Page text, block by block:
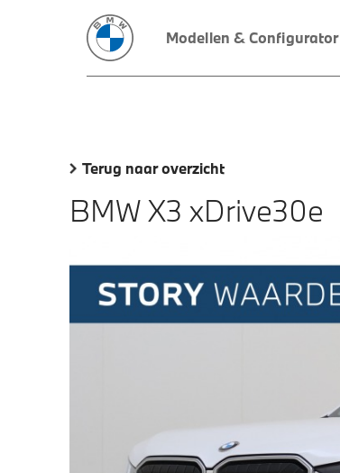
Modellen & Configurator
Terug naar overzicht
BMW X3 xDrive30e